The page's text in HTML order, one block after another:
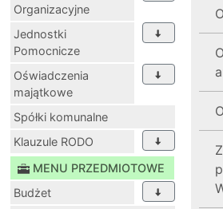
Organizacyjne
Jednostki
Pomocnicze
Oświadczenia
majątkowe
Spółki komunalne
Klauzule RODO
MENU PRZEDMIOTOWE
Budżet